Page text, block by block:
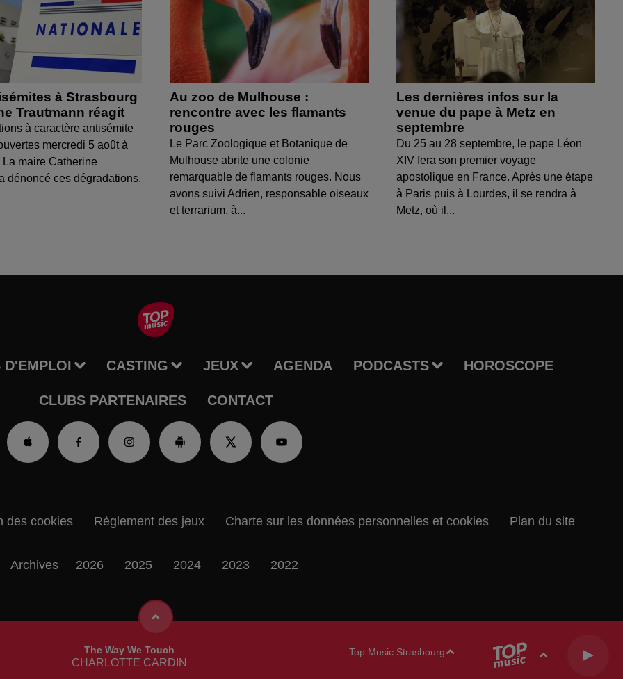
à Strasbourg
Trautmann réagit
à caractère antisémite
mercredi 5 août à
La maire Catherine
dénoncé ces dégradations.
Au zoo de Mulhouse :
rencontre avec les flamants
rouges
Le Parc Zoologique et Botanique de
Mulhouse abrite une colonie
remarquable de flamants rouges. Nous
avons suivi Adrien, responsable oiseaux
et terrarium, à...
Les dernières infos sur la
venue du pape à Metz en
septembre
Du 25 au 28 septembre, le pape Léon
XIV fera son premier voyage
apostolique en France. Après une étape
à Paris puis à Lourdes, il se rendra à
Metz, où il...
D'EMPLOI CASTING JEUX AGENDA PODCASTS HOROSCOPE
CLUBS PARTENAIRES CONTACT
The Way We Touch
CHARLOTTE CARDIN
Top Music Strasbourg
des cookies Règlement des jeux Charte sur les données personnelles et cookies Plan du site
Archives 2026 2025 2024 2023 2022